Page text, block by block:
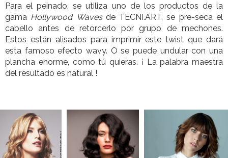
Para el peinado, se utiliza uno de los productos de la
gama Hollywood Wavesde TECNI.ART, se pre-seca el
cabello antes de retorcerlo por grupo de mechones.
Estos están alisados para imprimir este twist que dará
esta famoso efecto wavy. O se puede undular con una
plancha enorme, como tú quieras. ¡ La palabra maestra
del resultado es natural !